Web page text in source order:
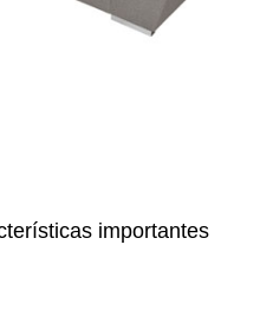
importantes